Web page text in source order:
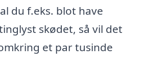
du f.eks. blot have
skødet, så vil det
et par tusinde